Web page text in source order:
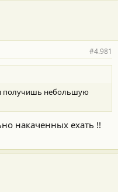
#4.981
получишь небольшую
накаченных ехать !!